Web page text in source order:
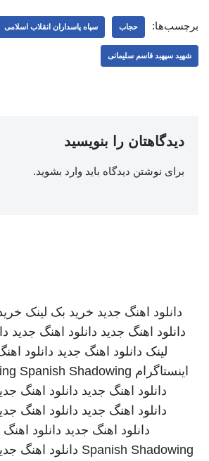
برچسب‌ها: حجاب سپاه پاسداران انقلاب اسلامی
شهید سپهبد قاسم سلیمانی
دیدگاهتان را بنویسید
برای نوشتن دیدگاه باید وارد بشوید.
دانلود اهنگ جدید خرید بک لینک
دانلود اهنگ جدید دانلود اهنگ جدید
لینک دانلود اهنگ جدید دانلود
اینستاگرام Spanish Shadowing
دانلود اهنگ جدید دانلود اهنگ
دانلود اهنگ جدید دانلود اهنگ
دانلود اهنگ جدید دانلود
Spanish Shadowing دانلود اهنگ